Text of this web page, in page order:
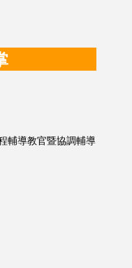
輔導教官暨協調輔導